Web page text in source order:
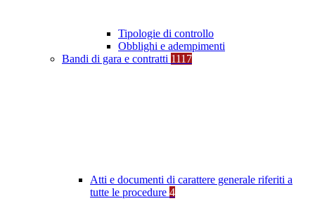
Tipologie di controllo
Obblighi e adempimenti
Bandi di gara e contratti 1117
Atti e documenti di carattere generale riferiti a
tutte le procedure 4